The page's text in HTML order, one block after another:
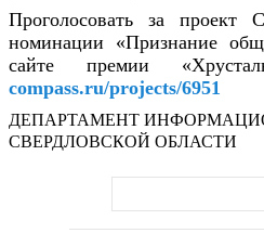
Проголосовать за проект
номинации «Признание
сайте премии
compass.ru/projects/6951
ДЕПАРТАМЕНТ
СВЕРДЛОВСКОЙ ОБЛАСТИ